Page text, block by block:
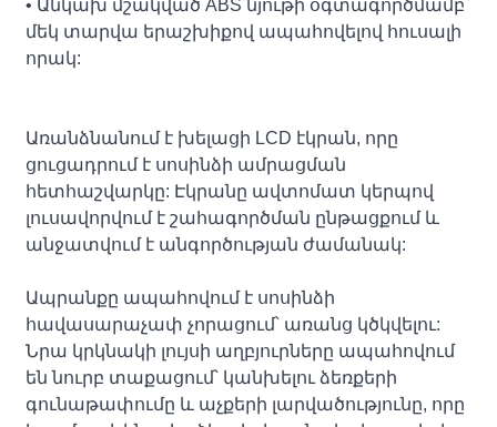
• Անկախ մշակված ABS նյութի օգտագործմամբ՝
մեկ տարվա երաշխիքով ապահովելով հուսալի
որակ:
Առանձնանում է խելացի LCD էկրան, որը
ցուցադրում է սոսինձի ամրացման
հետհաշվարկը: Էկրանը ավտոմատ կերպով
լուսավորվում է շահագործման ընթացքում և
անջատվում է անգործության ժամանակ:
Ապրանքը ապահովում է սոսինձի
հավասարաչափ չորացում՝ առանց կծկվելու:
Նրա կրկնակի լույսի աղբյուրները ապահովում
են նուրբ տաքացում՝ կանխելու ձեռքերի
գունաթափումը և աչքերի լարվածությունը, որը